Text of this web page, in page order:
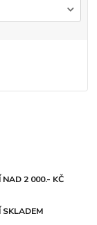
NAD 2 000.- KČ